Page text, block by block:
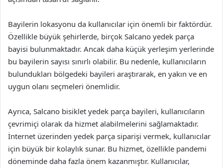
Bayilerin lokasyonu da kullanıcılar için önemli bir faktördür.
Özellikle büyük şehirlerde, birçok Salcano yedek parça
bayisi bulunmaktadır. Ancak daha küçük yerleşim yerlerinde
bu bayilerin sayısı sınırlı olabilir. Bu nedenle, kullanıcıların
bulundukları bölgedeki bayileri araştırarak, en yakın ve en
uygun olanı seçmeleri önemlidir.
Ayrıca, Salcano bisiklet yedek parça bayileri, kullanıcıların
çevrimiçi olarak da hizmet alabilmelerini sağlamaktadır.
İnternet üzerinden yedek parça siparişi vermek, kullanıcılar
için büyük bir kolaylık sunar. Bu hizmet, özellikle pandemi
döneminde daha fazla önem kazanmıştır. Kullanıcılar,